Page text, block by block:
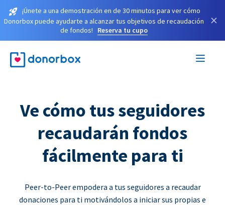
¡Únete a una demostración en de 30 minutos para ver cómo
Donorbox puede ayudarte a alcanzar tus objetivos de recaudación
de fondos!
Reserva tu cupo
×
Ve cómo tus seguidores
recaudarán fondos
fácilmente para ti
Peer-to-Peer empodera a tus seguidores a recaudar
donaciones para ti motivándolos a iniciar sus propias e